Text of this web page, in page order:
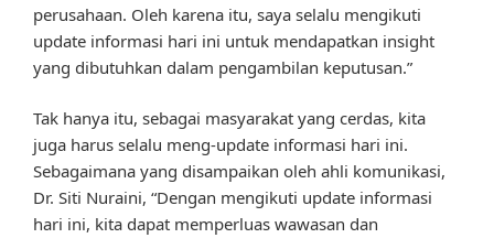
perusahaan. Oleh karena itu, saya selalu mengikuti
update informasi hari ini untuk mendapatkan insight
yang dibutuhkan dalam pengambilan keputusan.”
Tak hanya itu, sebagai masyarakat yang cerdas, kita
juga harus selalu meng-update informasi hari ini.
Sebagaimana yang disampaikan oleh ahli komunikasi,
Dr. Siti Nuraini, “Dengan mengikuti update informasi
hari ini, kita dapat memperluas wawasan dan